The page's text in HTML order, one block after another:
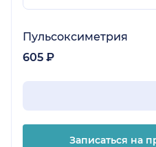
"Евромедсервис"
Пульсоксиметрия
605 ₽
Записаться на